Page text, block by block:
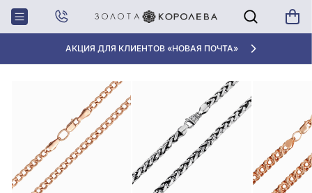
АКЦИЯ ДЛЯ КЛИЕНТОВ «НОВАЯ ПОЧТА»
Главная Цепочки Цепочки в Виннице
ЦЕПОЧКИ В ВИННИЦЕ